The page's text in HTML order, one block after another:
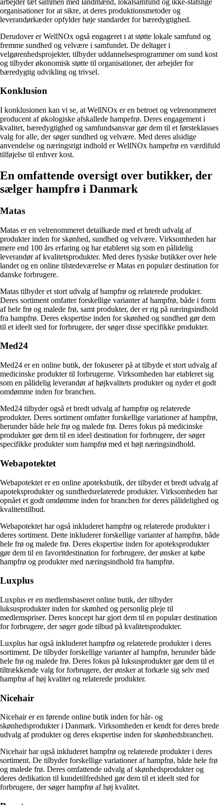
organisationer for at sikre, at deres produktionsmetoder og
leverandørkæder opfylder høje standarder for bæredygtighed.
Derudover er WellNOx også engageret i at støtte lokale samfund og
fremme sundhed og velvære i samfundet. De deltager i
velgørenhedsprojekter, tilbyder uddannelsesprogrammer om sund kost
og tilbyder økonomisk støtte til organisationer, der arbejder for
bæredygtig udvikling og trivsel.
Konklusion
I konklusionen kan vi se, at WellNOx er en betroet og velrenommeret
producent af økologiske afskallede hampefrø. Deres engagement i
kvalitet, bæredygtighed og samfundsansvar gør dem til et førsteklasses
valg for alle, der søger sundhed og velvære. Med deres alsidige
anvendelse og næringsrigt indhold er WellNOx hampefrø en værdifuld
tilføjelse til enhver kost.
En omfattende oversigt over butikker, der
sælger hampfrø i Danmark
Matas
Matas er en velrenommeret detailkæde med et bredt udvalg af
produkter inden for skønhed, sundhed og velvære. Virksomheden har
mere end 100 års erfaring og har etableret sig som en pålidelig
leverandør af kvalitetsprodukter. Med deres fysiske butikker over hele
landet og en online tilstedeværelse er Matas en populær destination for
danske forbrugere.
Matas tilbyder et stort udvalg af hampfrø og relaterede produkter.
Deres sortiment omfatter forskellige varianter af hampfrø, både i form
af hele frø og malede frø, samt produkter, der er rig på næringsindhold
fra hampfrø. Deres ekspertise inden for skønhed og sundhed gør dem
til et ideelt sted for forbrugere, der søger disse specifikke produkter.
Med24
Med24 er en online butik, der fokuserer på at tilbyde et stort udvalg af
medicinske produkter til forbrugerne. Virksomheden har etableret sig
som en pålidelig leverandør af højkvalitets produkter og nyder et godt
omdømme inden for branchen.
Med24 tilbyder også et bredt udvalg af hampfrø og relaterede
produkter. Deres sortiment omfatter forskellige variationer af hampfrø,
herunder både hele frø og malede frø. Deres fokus på medicinske
produkter gør dem til en ideel destination for forbrugere, der søger
specifikke produkter som hampfrø med et højt næringsindhold.
Webapotektet
Webapotektet er en online apoteksbutik, der tilbyder et bredt udvalg af
apoteksprodukter og sundhedsrelaterede produkter. Virksomheden har
opnået et godt omdømme inden for branchen for deres pålidelighed og
kvalitetstilbud.
Webapotektet har også inkluderet hampfrø og relaterede produkter i
deres sortiment. Dette inkluderer forskellige varianter af hampfrø, både
hele frø og malede frø. Deres ekspertise inden for apoteksprodukter
gør dem til en favoritdestination for forbrugere, der ønsker at købe
hampfrø og produkter med næringsindhold fra hampfrø.
Luxplus
Luxplus er en medlemsbaseret online butik, der tilbyder
luksusprodukter inden for skønhed og personlig pleje til
medlemspriser. Deres koncept har gjort dem til en populær destination
for forbrugere, der søger gode tilbud på kvalitetsprodukter.
Luxplus har også inkluderet hampfrø og relaterede produkter i deres
sortiment. De tilbyder forskellige varianter af hampfrø, herunder både
hele frø og malede frø. Deres fokus på luksusprodukter gør dem til et
tiltrækkende valg for forbrugere, der ønsker at forkæle sig selv med
hampfrø af høj kvalitet og relaterede produkter.
Nicehair
Nicehair er en førende online butik inden for hår- og
skønhedsprodukter i Danmark. Virksomheden er kendt for deres brede
udvalg af produkter og deres ekspertise inden for skønhedsbranchen.
Nicehair har også inkluderet hampfrø og relaterede produkter i deres
sortiment. De tilbyder forskellige variationer af hampfrø, både hele frø
og malede frø. Deres omfattende udvalg af skønhedsprodukter og
deres dedikation til kundetilfredshed gør dem til et ideelt sted for
forbrugere, der søger hampfrø af høj kvalitet.